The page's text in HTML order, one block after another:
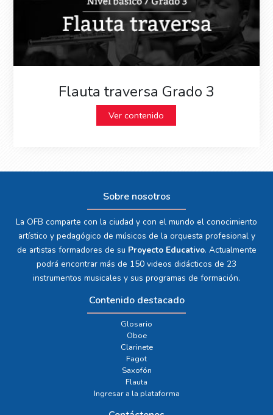
Flauta traversa Grado 3
Ver contenido
Sobre nosotros
La OFB comparte con la ciudad y con el mundo el conocimiento
artístico y pedagógico de músicos de la orquesta profesional y
de artistas formadores de su Proyecto Educativo. Actualmente
podrá encontrar más de 150 videos didácticos de 23
instrumentos musicales y sus programas de formación.
Contenido destacado
Glosario
Oboe
Clarinete
Fagot
Saxofón
Flauta
Ingresar a la plataforma